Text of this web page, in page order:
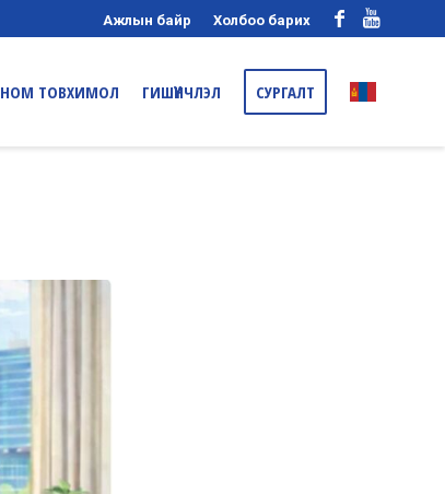
Ажлын байр Холбоо барих
НОМ ТОВХИМОЛ ГИШҮҮНЧЛЭЛ СУРГАЛТ